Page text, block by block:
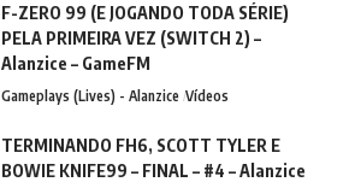
F-ZERO 99 (E JOGANDO TODA SÉRIE)
PELA PRIMEIRA VEZ (SWITCH 2) –
Alanzice – GameFM
Gameplays (Lives) - Alanzice Vídeos
TERMINANDO FH6, SCOTT TYLER E
BOWIE KNIFE99 – FINAL – #4 – Alanzice